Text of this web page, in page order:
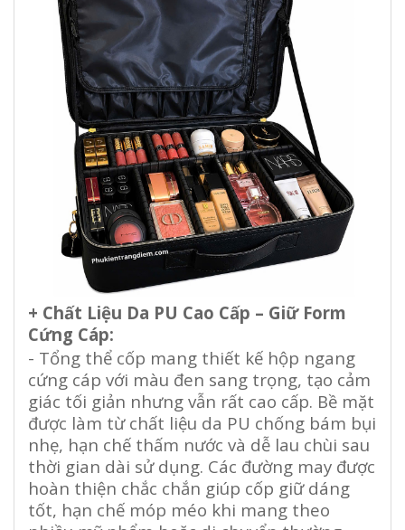
+ Chất Liệu Da PU Cao Cấp – Giữ Form
Cứng Cáp:
- Tổng thể cốp mang thiết kế hộp ngang
cứng cáp với màu đen sang trọng, tạo cảm
giác tối giản nhưng vẫn rất cao cấp. Bề mặt
được làm từ chất liệu da PU chống bám bụi
nhẹ, hạn chế thấm nước và dễ lau chùi sau
thời gian dài sử dụng. Các đường may được
hoàn thiện chắc chắn giúp cốp giữ dáng
tốt, hạn chế móp méo khi mang theo